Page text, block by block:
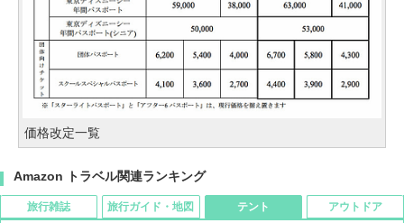
価格改定一覧
Amazon トラベル関連ランキング
旅行雑誌 旅行ガイド・地図 テント アウトドア